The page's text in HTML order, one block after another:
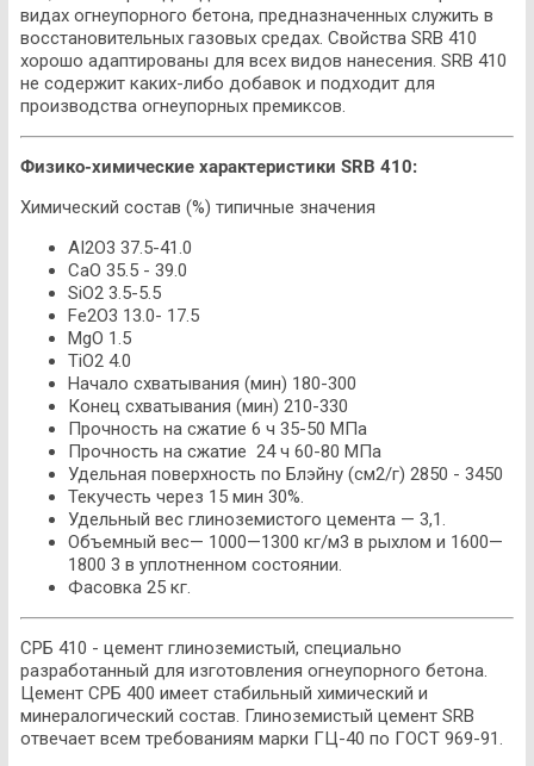
видах огнеупорного бетона, предназначенных служить в
восстановительных газовых средах. Свойства SRB 410
хорошо адаптированы для всех видов нанесения. SRB 410
не содержит каких-либо добавок и подходит для
производства огнеупорных премиксов.
Физико-химические характеристики SRB 410:
Химический состав (%) типичные значения
AI2O3 37.5-41.0
CaO 35.5 - 39.0
SiO2 3.5-5.5
Fe2O3 13.0- 17.5
MgO 1.5
TiO2 4.0
Начало схватывания (мин) 180-300
Конец схватывания (мин) 210-330
Прочность на сжатие 6 ч 35-50 МПа
Прочность на сжатие 24 ч 60-80 МПа
Удельная поверхность по Блэйну (см2/г) 2850 - 3450
Текучесть через 15 мин 30%.
Удельный вес глиноземистого цемента — 3,1.
Объемный вес— 1000—1300 кг/м3 в рыхлом и 1600—
1800 3 в уплотненном состоянии.
Фасовка 25 кг.
СРБ 410 - цемент глиноземистый, специально
разработанный для изготовления огнеупорного бетона.
Цемент СРБ 400 имеет стабильный химический и
минералогический состав. Глиноземистый цемент SRB
отвечает всем требованиям марки ГЦ-40 по ГОСТ 969-91.